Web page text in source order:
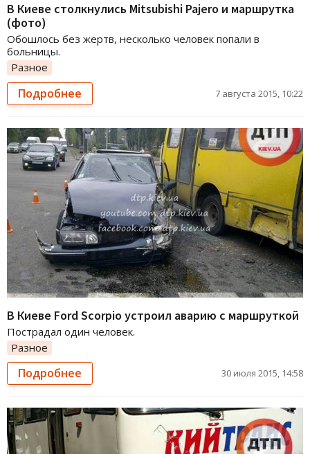
В Киеве столкнулись Mitsubishi Pajero и маршрутка
(фото)
Обошлось без жертв, несколько человек попали в
больницы.
Разное
Подробнее 7 августа 2015, 10:22
В Киеве Ford Scorpio устроил аварию с маршруткой
Пострадал один человек.
Разное
Подробнее 30 июля 2015, 14:58